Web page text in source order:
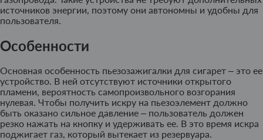
источников энергии, поэтому они автономны и удобны для
пользователя.
Особенности
Основная особенность пьезозажигалки для сигарет – это ее
устройство. В ней отсутствуют источники открытого
пламени, вероятность самопроизвольного возгорания
нулевая. Чтобы получить искру на пьезоэлемент должно
быть оказано сильное давление – пользователь должен
резко нажать на кнопку и удерживать ее. В это время искра
поджигает газ, который вытекает из резервуара.